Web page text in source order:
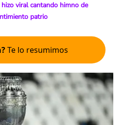
viral cantando himno de
patrio
Te lo resumimos